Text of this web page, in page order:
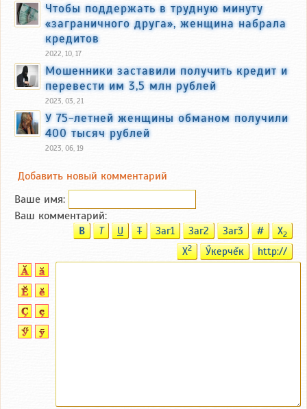
Чтобы поддержать в трудную минуту
«заграничного друга», женщина набрала
кредитов
2022, 10, 17
Мошенники заставили получить кредит и
перевести им 3,5 млн рублей
2023, 03, 21
У 75-летней женщины обманом получили
400 тысяч рублей
2023, 06, 19
Добавить новый комментарий
Ваше имя:
Ваш комментарий:
B T U T Заг1 Заг2 Заг3 # X2
X2 Ӳкерчĕк http://